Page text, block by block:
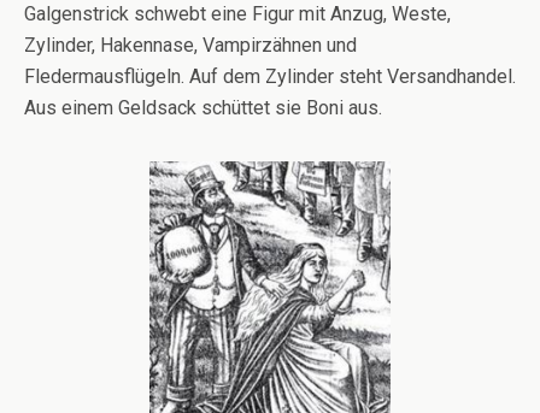
Galgenstrick schwebt eine Figur mit Anzug, Weste,
Zylinder, Hakennase, Vampirzähnen und
Fledermausflügeln. Auf dem Zylinder steht Versandhandel.
Aus einem Geldsack schüttet sie Boni aus.